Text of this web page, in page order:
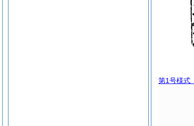
第1号様式